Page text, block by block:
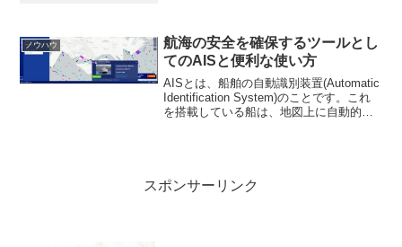
日に１回自転している。一...
ノウハウ
航海の安全を確保するツールとし
てのAISと便利な使い方
AISとは、船舶の自動識別装置(Automatic
Identification System)のことです。これ
を搭載している船は、地図上に自動的に
スポンサーリンク